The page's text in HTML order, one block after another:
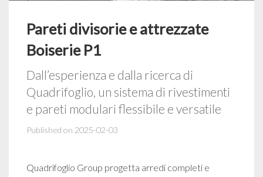
Pareti divisorie e attrezzate
Boiserie P1
Dall’esperienza e dalla ricerca di
Quadrifoglio, un sistema di rivestimenti
e pareti modulari flessibile e versatile
Published on 2025-02-03
Quadrifoglio Group progetta arredi completi e